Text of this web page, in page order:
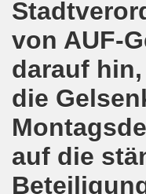
von AUF-
darauf
die
auf die
Gelsenkirchener
ist mit den
- der Kultursaal
ruft am
und wirklich sehr
am 07.07.2018